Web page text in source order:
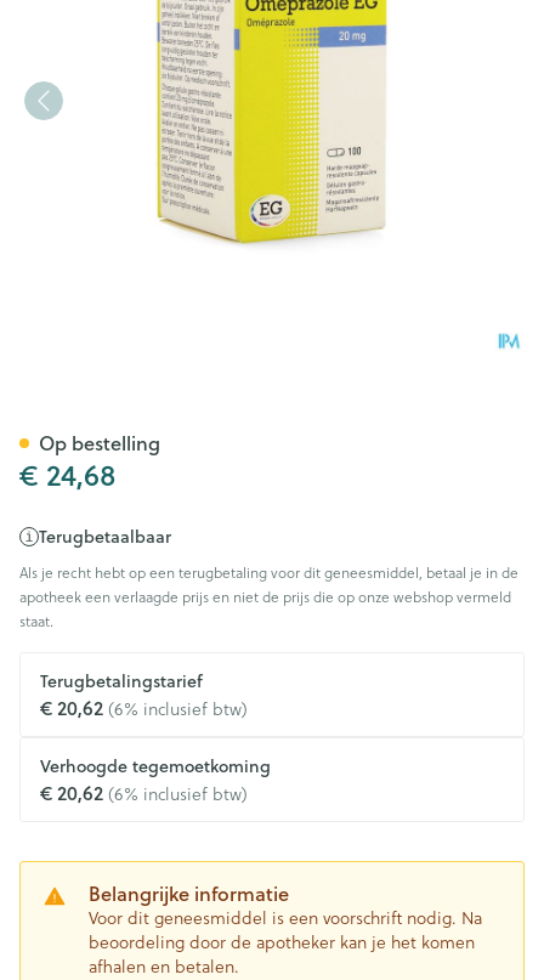
€ 24,68
Terugbetaalbaar
Als je recht hebt op een terugbetaling voor dit geneesmiddel, betaal je in de
apotheek een verlaagde prijs en niet de prijs die op onze webshop vermeld
staat.
Terugbetalingstarief
€ 20,62(6% inclusief btw)
Verhoogde tegemoetkoming
€ 20,62(6% inclusief btw)
Belangrijke informatie
Voor dit geneesmiddel is een voorschrift nodig. Na
beoordeling door de apotheker kan je het komen
afhalen en betalen.
Op bestelling